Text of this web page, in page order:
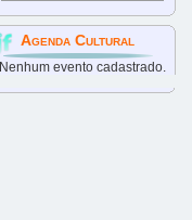
Agenda Cultural
Nenhum evento cadastrado.